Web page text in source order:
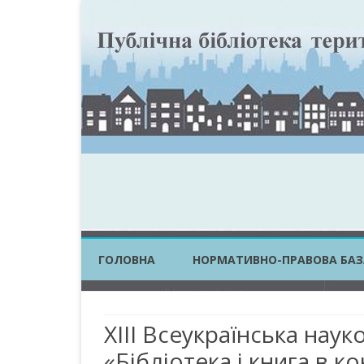
ГОЛОВНА НОРМАТИВНО-ПРАВОВА
ПОСТАНОВИ КМУ
ХІІІ Всеукраїнська